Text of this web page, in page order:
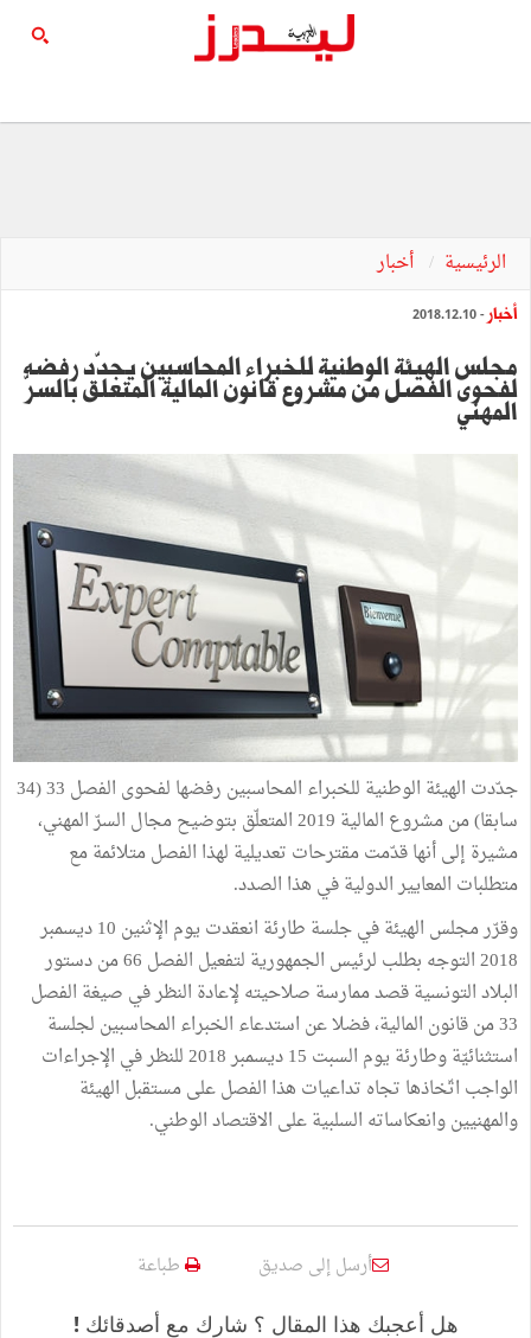
الرئيسية أخبار
أخبار - 2018.12.10
مجلس الهيئة الوطنية للخبراء المحاسبين يجدّد رفضه
لفحوى الفصل من مشروع قانون المالية المتعلق بالسرّ
المهني
جدّدت الهيئة الوطنية للخبراء المحاسبين رفضها لفحوى الفصل 33 (34
سابقا) من مشروع المالية 2019 المتعلّق بتوضيح مجال السرّ المهني،
مشيرة إلى أنها قدّمت مقترحات تعديلية لهذا الفصل متلائمة مع
متطلبات المعايير الدولية في هذا الصدد.
وقرّر مجلس الهيئة في جلسة طارئة انعقدت يوم الإثنين 10 ديسمبر
2018 التوجه بطلب لرئيس الجمهورية لتفعيل الفصل 66 من دستور
البلاد التونسية قصد ممارسة صلاحيته لإعادة النظر في صيغة الفصل
33 من قانون المالية، فضلا عن استدعاء الخبراء المحاسبين لجلسة
استثنائيّة وطارئة يوم السبت 15 ديسمبر 2018 للنظر في الإجراءات
الواجب اتّخاذها تجاه تداعيات هذا الفصل على مستقبل الهيئة
والمهنيين وانعكاساته السلبية على الاقتصاد الوطني.
أرسل إلى صديق طباعة
هل أعجبك هذا المقال ؟ شارك مع أصدقائك !